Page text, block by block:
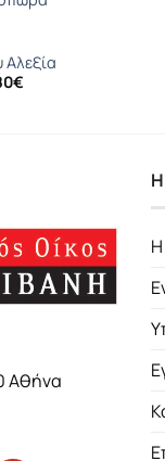
€
Αθήνα
Η